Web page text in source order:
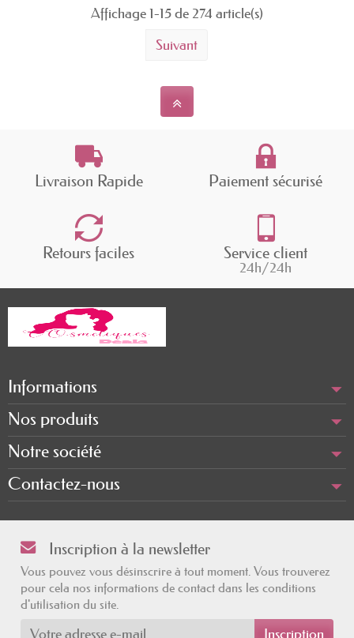
Affichage 1-15 de 274 article(s)
Suivant
Livraison Rapide Paiement sécurisé
Retours faciles Service client
24h/24h
Informations
Nos produits
Notre société
Contactez-nous
Inscription à la newsletter
Vous pouvez vous désinscrire à tout moment. Vous trouverez
pour cela nos informations de contact dans les conditions
d'utilisation du site.